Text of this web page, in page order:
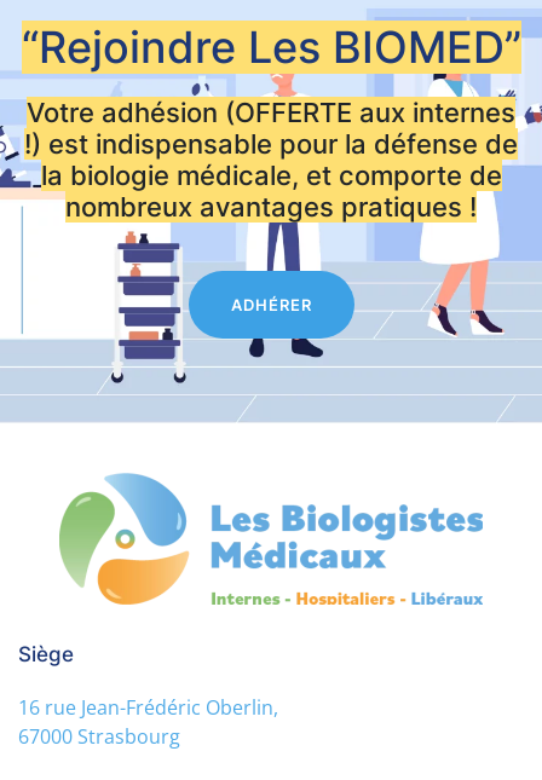
“Rejoindre Les BIOMED”
Votre adhésion (OFFERTE aux internes
!) est indispensable pour la défense de
la biologie médicale, et comporte de
nombreux avantages pratiques !
ADHÉRER
Siège
16 rue Jean-Frédéric Oberlin,
67000 Strasbourg